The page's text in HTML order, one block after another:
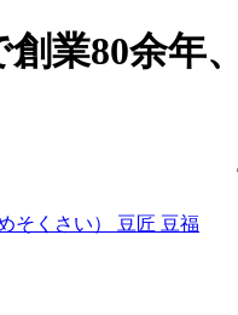
業80余年